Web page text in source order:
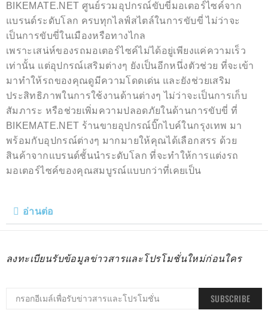
BIKEMATE.NET ศูนย์รวมอุปกรณ์ขับขี่มอเตอร์ไซค์จาก
แบรนด์ระดับโลก ครบทุกไลฟ์สไตล์ในการขับขี่ ไม่ว่าจะ
เป็นการขับขี่ในเมืองหรือทางไกล
เพราะเสน่ห์ของรถมอเตอร์ไซค์ไม่ได้อยู่เพียงแค่ความเร็ว
เท่านั้น แต่อุปกรณ์เสริมต่างๆ ยังเป็นอีกหนึ่งตัวช่วย ที่จะเข้า
มาทำให้รถของคุณดูมีความโดดเด่น และยังช่วยเสริม
ประสิทธิภาพในการใช้งานด้านต่างๆ ไม่ว่าจะเป็นการเก็บ
สัมภาระ หรือช่วยเพิ่มความปลอดภัยในด้านการขับขี่ ที่
BIKEMATE.NET ร้านขายอุปกรณ์บิ๊กไบค์ในกรุงเทพ มา
พร้อมกับอุปกรณ์ต่างๆ มากมายให้คุณได้เลือกสรร ด้วย
สินค้าจากแบรนด์ชั้นนำระดับโลก ที่จะทำให้การแต่งรถ
มอเตอร์ไซค์ของคุณสมบูรณ์แบบกว่าที่เคยเป็น
อ่านต่อ
ลงทะเบียนรับข้อมูลข่าวสารและโปรโมชั่นใหม่ก่อนใคร
SUBSCRIBE